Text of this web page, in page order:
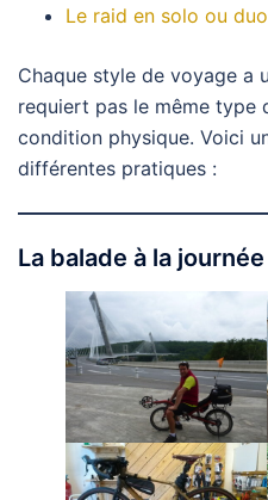
Le raid en solo ou duo
Chaque style de voyage a
requiert pas le même type
condition physique. Voici
différentes pratiques :
La balade à la journée